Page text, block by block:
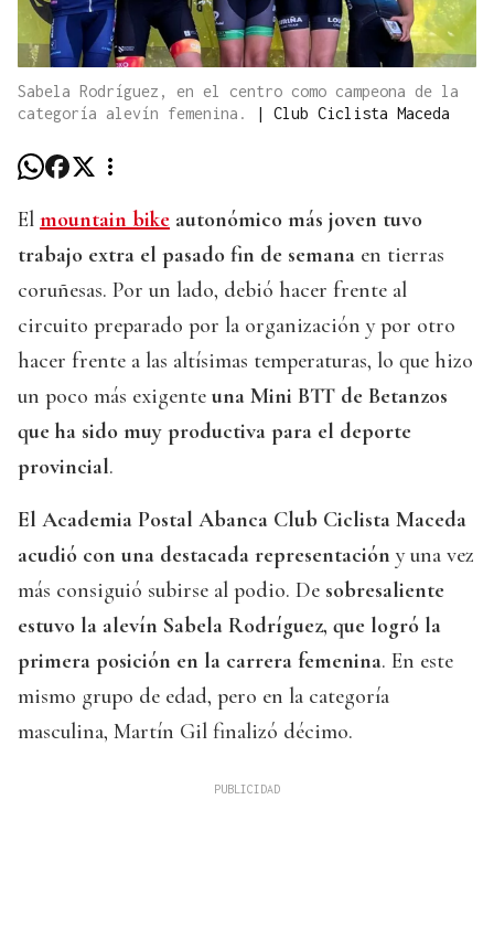
Sabela Rodríguez, en el centro como campeona de la
categoría alevín femenina.
| Club Ciclista Maceda
El mountain bike autonómico más joven tuvo
trabajo extra el pasado fin de semana en tierras
coruñesas. Por un lado, debió hacer frente al
circuito preparado por la organización y por otro
hacer frente a las altísimas temperaturas, lo que hizo
un poco más exigente una Mini BTT de Betanzos
que ha sido muy productiva para el deporte
provincial.
El Academia Postal Abanca Club Ciclista Maceda
acudió con una destacada representación y una vez
más consiguió subirse al podio. De sobresaliente
estuvo la alevín Sabela Rodríguez, que logró la
primera posición en la carrera femenina. En este
mismo grupo de edad, pero en la categoría
masculina, Martín Gil finalizó décimo.